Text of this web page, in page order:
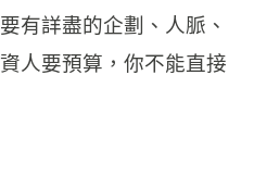
有詳盡的企劃、人脈、
人要預算，你不能直接